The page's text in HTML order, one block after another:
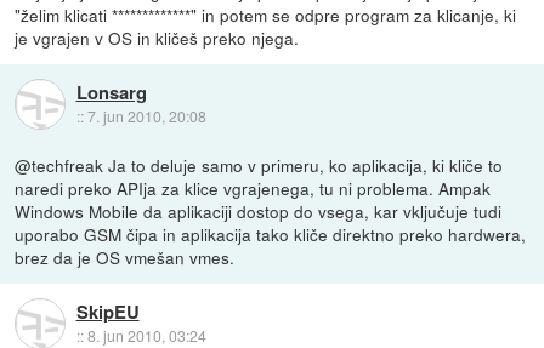
"želim klicati *************" in potem se odpre program za klicanje, ki
je vgrajen v OS in kličeš preko njega.
Lonsarg
::7. jun 2010, 20:08
@techfreak Ja to deluje samo v primeru, ko aplikacija, ki kliče to
naredi preko APIja za klice vgrajenega, tu ni problema. Ampak
Windows Mobile da aplikaciji dostop do vsega, kar vključuje tudi
uporabo GSM čipa in aplikacija tako kliče direktno preko hardwera,
brez da je OS vmešan vmes.
SkipEU
::8. jun 2010, 03:24